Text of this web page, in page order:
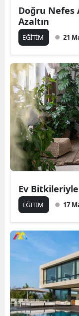
Doğru Nefes
Azaltın
EĞİTİM 21
Ev
EĞİTİM 17